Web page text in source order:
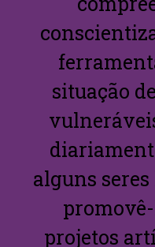
situação
alguns
projetos